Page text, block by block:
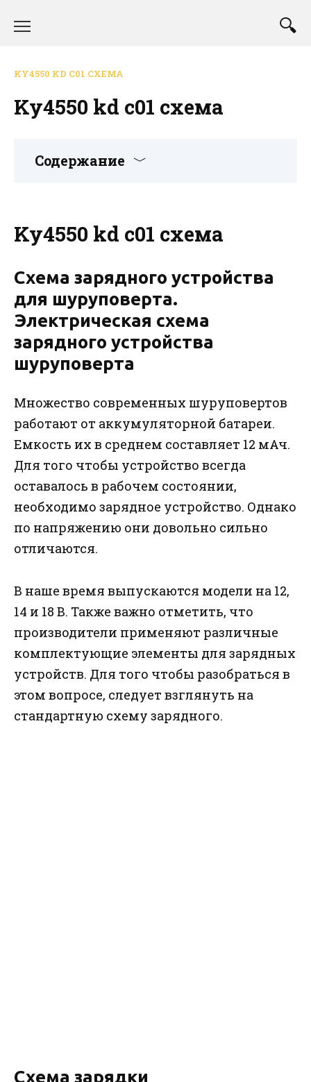
KY4550 KD C01 СХЕМА
Ky4550 kd c01 схема
Содержание
Ky4550 kd c01 схема
Схема зарядного устройства
для шуруповерта.
Электрическая схема
зарядного устройства
шуруповерта
Множество современных шуруповертов
работают от аккумуляторной батареи.
Емкость их в среднем составляет 12 мАч.
Для того чтобы устройство всегда
оставалось в рабочем состоянии,
необходимо зарядное устройство. Однако
по напряжению они довольно сильно
отличаются.
В наше время выпускаются модели на 12,
14 и 18 В. Также важно отметить, что
производители применяют различные
комплектующие элементы для зарядных
устройств. Для того чтобы разобраться в
этом вопросе, следует взглянуть на
стандартную схему зарядного.
Схема зарядки